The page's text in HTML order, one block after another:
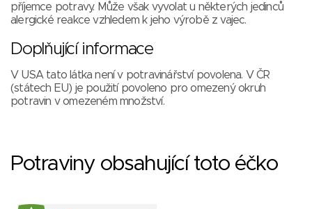
příjemce potravy. Může však vyvolat u některých jedinců
alergické reakce vzhledem k jeho výrobě z vajec.
Doplňující informace
V USA tato látka není v potravinářství povolena. V ČR
(státech EU) je použití povoleno pro omezený okruh
potravin v omezeném množství.
Potraviny obsahující toto éčko